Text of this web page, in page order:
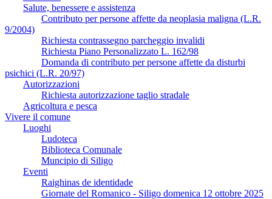
Salute, benessere e assistenza
Contributo per persone affette da neoplasia maligna (L.R.
9/2004)
Richiesta contrassegno parcheggio invalidi
Richiesta Piano Personalizzato L. 162/98
Domanda di contributo per persone affette da disturbi
psichici (L.R. 20/97)
Autorizzazioni
Richiesta autorizzazione taglio stradale
Agricoltura e pesca
Vivere il comune
Luoghi
Ludoteca
Biblioteca Comunale
Muncipio di Siligo
Eventi
Raighinas de identidade
Giornate del Romanico - Siligo domenica 12 ottobre 2025